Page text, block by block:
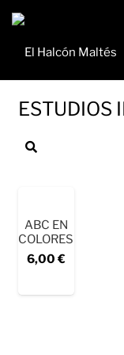
ESTUDIOS
productos
ABC EN
COLORES
6,00 €